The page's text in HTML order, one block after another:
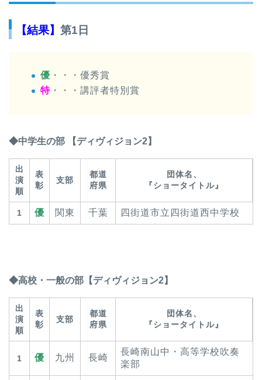
【結果】 第1日
優 ・・・優秀賞
特 ・・・講評者特別賞
◆中学生の部 【ディヴィジョン2】
出
演
順
表
彰
支部
都道
府県
団体名、
『ショータイトル』
1 優 関東 千葉 四街道市立四街道西中学校
◆高校・一般の部【ディヴィジョン2】
出
演
順
表
彰
支部
都道
府県
団体名、
『ショータイトル』
1 優 九州 長崎
長崎南山中・高等学校吹奏
楽部